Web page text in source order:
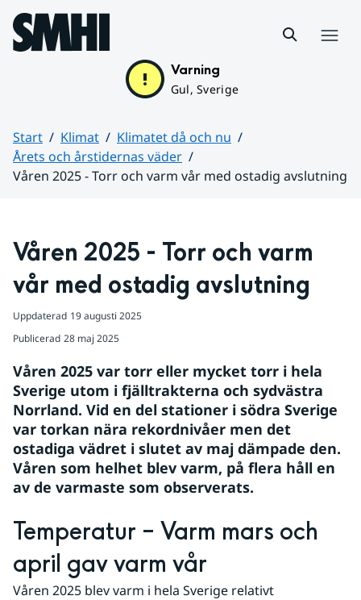
Hoppa till sidans innehåll
Varning
Gul, Sverige
Start Klimat
Klimatet då och nu
Årets och årstidernas väder
Våren 2025 - Torr och varm vår med ostadig avslutning
Våren 2025 - Torr och varm
vår med ostadig avslutning
Uppdaterad 19 augusti 2025
Publicerad 28 maj 2025
Våren 2025 var torr eller mycket torr i hela
Sverige utom i fjälltrakterna och sydvästra
Norrland. Vid en del stationer i södra Sverige
var torkan nära rekordnivåer men det
ostadiga vädret i slutet av maj dämpade den.
Våren som helhet blev varm, på flera håll en
av de varmaste som observerats.
Temperatur – Varm mars och
april gav varm vår
Våren 2025 blev varm i hela Sverige relativt